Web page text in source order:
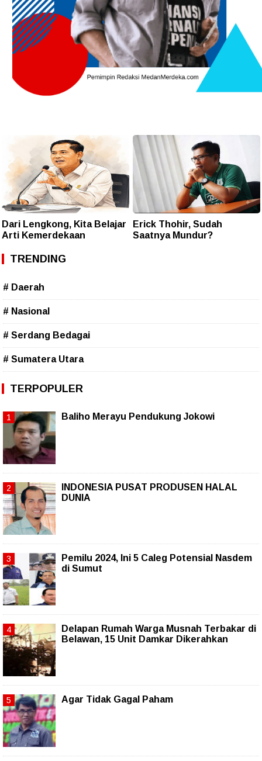
Dari Lengkong, Kita Belajar
Arti Kemerdekaan
Erick Thohir, Sudah
Saatnya Mundur?
TRENDING
# Daerah
# Nasional
# Serdang Bedagai
# Sumatera Utara
TERPOPULER
Baliho Merayu Pendukung Jokowi
INDONESIA PUSAT PRODUSEN HALAL
DUNIA
Pemilu 2024, Ini 5 Caleg Potensial Nasdem
di Sumut
Delapan Rumah Warga Musnah Terbakar di
Belawan, 15 Unit Damkar Dikerahkan
Agar Tidak Gagal Paham